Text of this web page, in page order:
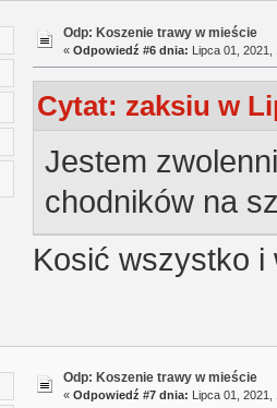
Odp: Koszenie trawy w mieście
« Odpowiedź #6 dnia: Lipca 01, 2021,
Cytat: zaksiu w
Jestem
chodników na
Kosić wszystko i
Odp: Koszenie trawy w mieście
« Odpowiedź #7 dnia: Lipca 01, 2021,